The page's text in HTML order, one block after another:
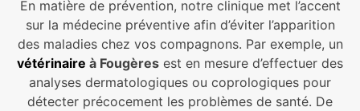
En matière de prévention, notre clinique met l’accent
sur la médecine préventive afin d’éviter l’apparition
des maladies chez vos compagnons. Par exemple, un
vétérinaire à Fougères est en mesure d’effectuer des
analyses dermatologiques ou coprologiques pour
détecter précocement les problèmes de santé. De